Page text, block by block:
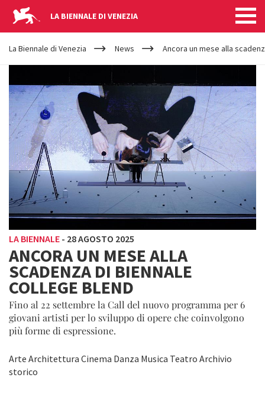
LA BIENNALE DI VENEZIA
YOUR
ARE
HERE
La Biennale di Venezia News Ancora un mese alla
LA BIENNALE - 28 AGOSTO 2025
ANCORA UN MESE ALLA
SCADENZA DI BIENNALE
COLLEGE BLEND
Fino al 22 settembre la Call del nuovo programma per 6
giovani artisti per lo sviluppo di opere che coinvolgono
più forme di espressione.
Arte Architettura Cinema Danza Musica Teatro Archivio
storico